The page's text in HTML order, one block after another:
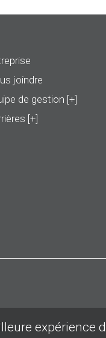
joindre
de gestion [+]
[+]
expérience